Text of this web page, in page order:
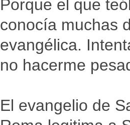
Porque el que
conocía muchas
evangélica.
no hacerme
El evangelio de